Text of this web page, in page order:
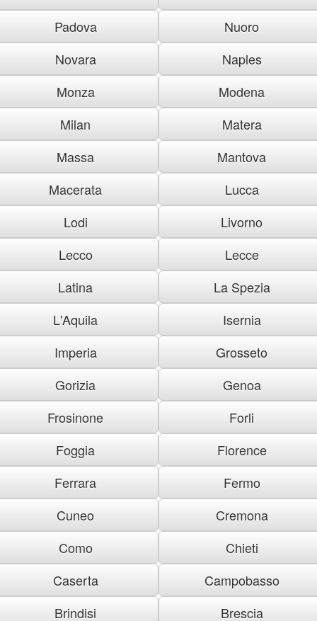
Padova
Nuoro
Novara
Naples
Monza
Modena
Milan
Matera
Massa
Mantova
Macerata
Lucca
Lodi
Livorno
Lecco
Lecce
Latina
La Spezia
L'Aquila
Isernia
Imperia
Grosseto
Gorizia
Genoa
Frosinone
Forli
Foggia
Florence
Ferrara
Fermo
Cuneo
Cremona
Como
Chieti
Caserta
Campobasso
Brindisi
Brescia